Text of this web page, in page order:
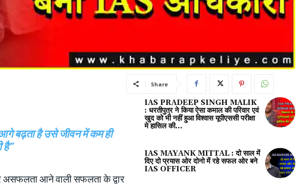
Share
बढ़ता है उसे जीवन में कम ही
है”
आने वाली सफलता के द्वार
IAS PRADEEP SINGH MALIK
: धरतीपुत्र ने किया ऐसा कमाल की परिवार एवं
खुद को भी नहीं हुआ विश्वास यूपीएससी परीक्षा
मे हासिल की...
IAS MAYANK MITTAL : दो साल में
दिए दो प्रयास ओर दोनो में रहे सफल ओर बने
IAS OFFICER